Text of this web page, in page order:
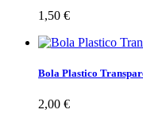
1,50 €
Bola Plastico
2,00 €